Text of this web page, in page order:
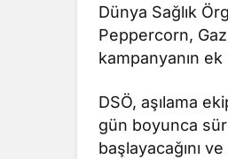
Dünya Sağlık
Peppercorn,
kampanyanın ek
DSÖ, aşılama
gün boyunca
başlayacağını